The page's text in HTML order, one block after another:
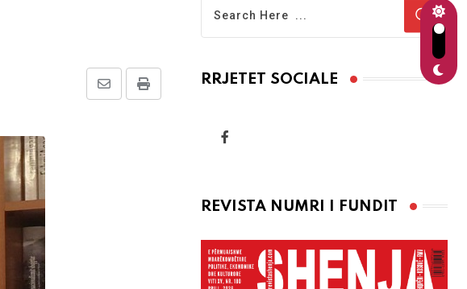
Print
Share
RRJETET SOCIALE
REVISTA NUMRI I FUNDIT